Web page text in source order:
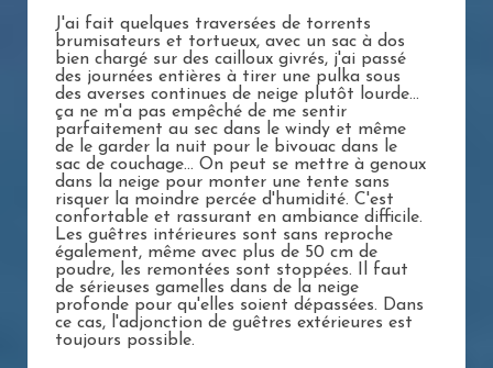
J'ai fait quelques traversées de torrents
brumisateurs et tortueux, avec un sac à dos
bien chargé sur des cailloux givrés, j'ai passé
des journées entières à tirer une pulka sous
des averses continues de neige plutôt lourde...
ça ne m'a pas empêché de me sentir
parfaitement au sec dans le windy et même
de le garder la nuit pour le bivouac dans le
sac de couchage... On peut se mettre à genoux
dans la neige pour monter une tente sans
risquer la moindre percée d'humidité. C'est
confortable et rassurant en ambiance difficile.
Les guêtres intérieures sont sans reproche
également, même avec plus de 50 cm de
poudre, les remontées sont stoppées. Il faut
de sérieuses gamelles dans de la neige
profonde pour qu'elles soient dépassées. Dans
ce cas, l'adjonction de guêtres extérieures est
toujours possible.